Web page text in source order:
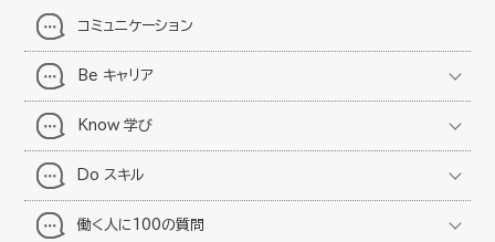
コミュニケーション
Be キャリア
Know 学び
Do スキル
働く人に100の質問